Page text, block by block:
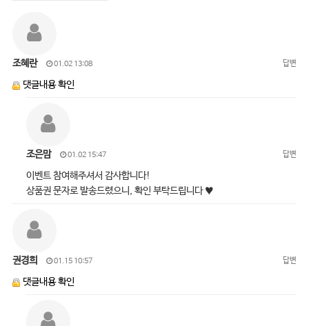
조혜란 01.02 13:08 답변
댓글내용 확인
조은맘 01.02 15:47 답변
이벤트 참여해주셔서 감사합니다!
상품권 문자로 발송드렸으니, 확인 부탁드립니다 ♥
권경희 01.15 10:57 답변
댓글내용 확인